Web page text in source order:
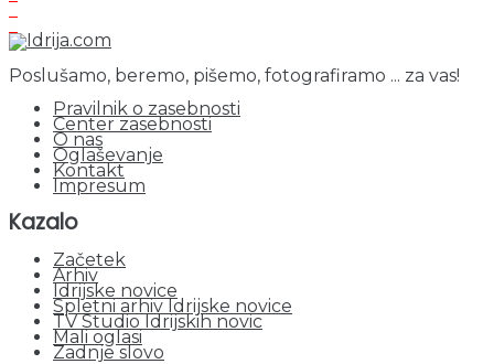
Poslušamo, beremo, pišemo, fotografiramo ... za vas!
Pravilnik o zasebnosti
Center zasebnosti
O nas
Oglaševanje
Kontakt
Impresum
Kazalo
Začetek
Arhiv
Idrijske novice
Spletni arhiv Idrijske novice
TV Studio Idrijskih novic
Mali oglasi
Zadnje slovo